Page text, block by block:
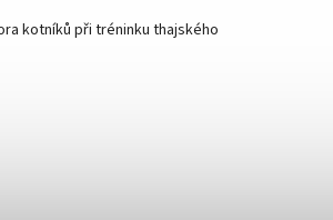
kotníků při tréninku thajského